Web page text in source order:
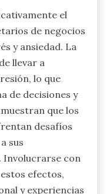
el
de negocios
y ansiedad. La
llevar a
lo que
de decisiones y
que los
desafíos
sus
Involucrarse con
efectos,
y experiencias